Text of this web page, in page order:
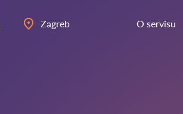
Zagreb O servisu